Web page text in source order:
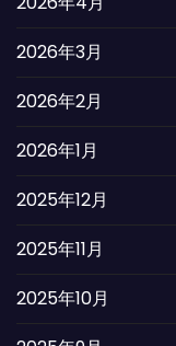
2026年3月
2026年2月
2026年1月
2025年12月
2025年11月
2025年10月